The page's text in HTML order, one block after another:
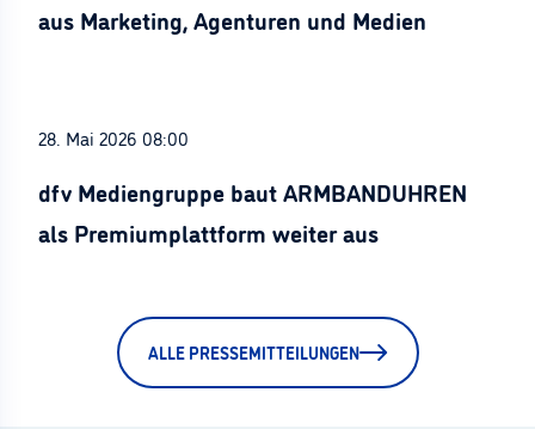
aus Marketing, Agenturen und Medien
28. Mai 2026 08:00
dfv Mediengruppe baut ARMBANDUHREN
als Premiumplattform weiter aus
ALLE PRESSEMITTEILUNGEN